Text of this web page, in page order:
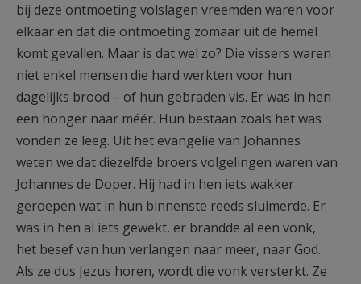
bij deze ontmoeting volslagen vreemden waren voor
elkaar en dat die ontmoeting zomaar uit de hemel
komt gevallen. Maar is dat wel zo? Die vissers waren
niet enkel mensen die hard werkten voor hun
dagelijks brood – of hun gebraden vis. Er was in hen
een honger naar méér. Hun bestaan zoals het was
vonden ze leeg. Uit het evangelie van Johannes
weten we dat diezelfde broers volgelingen waren van
Johannes de Doper. Hij had in hen iets wakker
geroepen wat in hun binnenste reeds sluimerde. Er
was in hen al iets gewekt, er brandde al een vonk,
het besef van hun verlangen naar meer, naar God.
Als ze dus Jezus horen, wordt die vonk versterkt. Ze